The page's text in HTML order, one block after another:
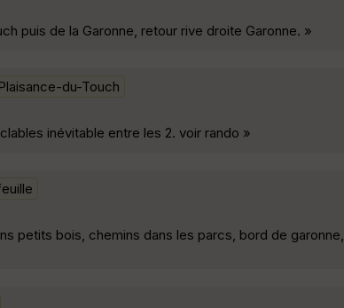
puis de la Garonne, retour rive droite Garonne. »
Plaisance-du-Touch
inévitable entre les 2. voir rando »
petits bois, chemins dans les parcs, bord de garonne,